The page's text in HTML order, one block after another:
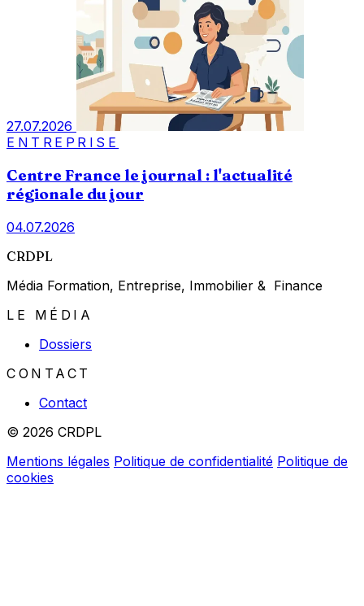
27.07.2026
ENTREPRISE
Centre France le journal : l'actualité
régionale du jour
04.07.2026
CRDPL
Média Formation, Entreprise, Immobilier & Finance
LE MÉDIA
Dossiers
CONTACT
Contact
© 2026 CRDPL
Mentions légales Politique de confidentialité Politique de
cookies